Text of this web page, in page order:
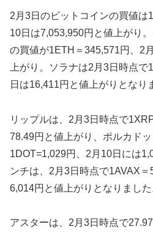
2月3日のビットコインの買値は
10日は7,053,950円と値上がり
の買値が1ETH＝345,571円、2
上がり。ソラナは2月3日時点
日は16,411円と値上がりとなり
リップルは、2月3日時点で
78.49円と値上がり、ポルカド
1DOT=1,029円、2月10日には
ンチは、2月3日時点で1AVAX
6,014円と値上がりとなりました
アスターは、2月3日時点で